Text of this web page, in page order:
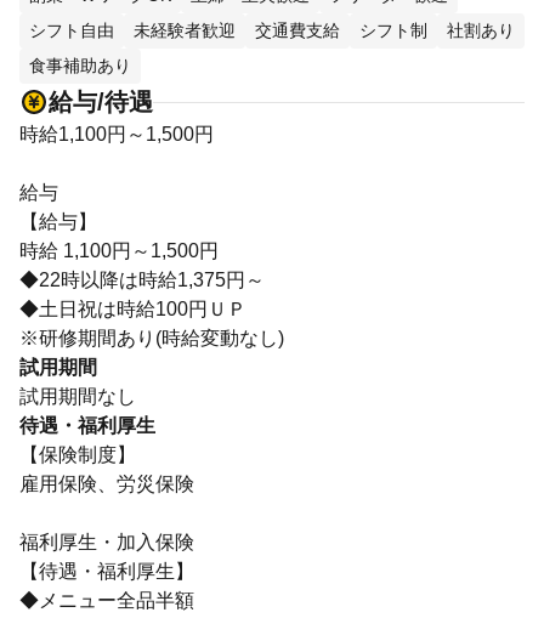
シフト自由
未経験者歓迎 交通費支給 シフト制
社割あり
食事補助あり
給与/待遇
時給1,100円～1,500円
給与
【給与】
時給 1,100円～1,500円
◆22時以降は時給1,375円～
◆土日祝は時給100円ＵＰ
※研修期間あり(時給変動なし)
試用期間
試用期間なし
待遇・福利厚生
【保険制度】
雇用保険、労災保険
福利厚生・加入保険
【待遇・福利厚生】
◆メニュー全品半額